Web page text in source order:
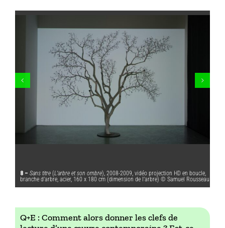
8 – Sans titre(L’arbre et son ombre), 2008-2009, vidéo projection HD en boucle,
branche d’arbre, acier, 160 x 180 cm (dimension de l’arbre) © Samuel Rousseau
Q+E : Comment alors donner les clefs de